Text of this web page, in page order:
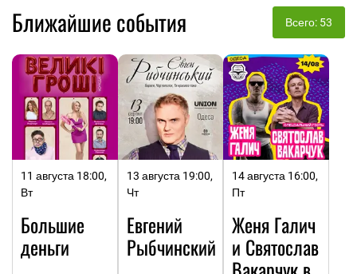
Ближайшие события Всего: 53
11 августа 18:00,
Вт
Большие
деньги
13 августа 19:00,
Чт
Евгений
Рыбчинский
14 августа 16:00,
Пт
Женя Галич
и Святослав